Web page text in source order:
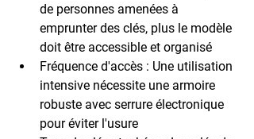
de personnes amenées à
emprunter des clés, plus le modèle
doit être accessible et organisé
Fréquence d'accès : Une utilisation
intensive nécessite une armoire
robuste avec serrure électronique
pour éviter l'usure